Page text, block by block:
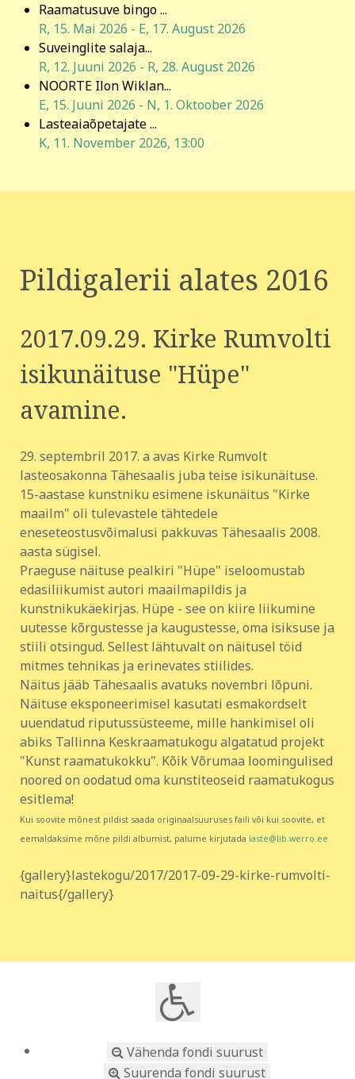
Raamatusuve bingo ...
R, 15. Mai 2026 - E, 17. August 2026
Suveinglite salaja...
R, 12. Juuni 2026 - R, 28. August 2026
NOORTE Ilon Wiklan...
E, 15. Juuni 2026 - N, 1. Oktoober 2026
Lasteaiaõpetajate ...
K, 11. November 2026, 13:00
Pildigalerii alates 2016
2017.09.29. Kirke Rumvolti
isikunäituse "Hüpe"
avamine.
29. septembril 2017. a avas Kirke Rumvolt
lasteosakonna Tähesaalis juba teise isikunäituse.
15-aastase kunstniku esimene iskunäitus "Kirke
maailm" oli tulevastele tähtedele
eneseteostusvõimalusi pakkuvas Tähesaalis 2008.
aasta sügisel.
Praeguse näituse pealkiri "Hüpe" iseloomustab
edasiliikumist autori maailmapildis ja
kunstnikukäekirjas. Hüpe - see on kiire liikumine
uutesse kõrgustesse ja kaugustesse, oma isiksuse ja
stiili otsingud. Sellest lähtuvalt on näitusel töid
mitmes tehnikas ja erinevates stiilides.
Näitus jääb Tähesaalis avatuks novembri lõpuni.
Näituse eksponeerimisel kasutati esmakordselt
uuendatud riputussüsteeme, mille hankimisel oli
abiks Tallinna Keskraamatukogu algatatud projekt
"Kunst raamatukokku". Kõik Võrumaa loomingulised
noored on oodatud oma kunstiteoseid raamatukogus
esitlema!
Kui soovite mõnest pildist saada originaalsuuruses faili või kui soovite, et
eemaldaksime mõne pildi albumist, palume kirjutada laste@lib.werro.ee
{gallery}lastekogu/2017/2017-09-29-kirke-rumvolti-
naitus{/gallery}
Vähenda fondi suurust
Suurenda fondi suurust